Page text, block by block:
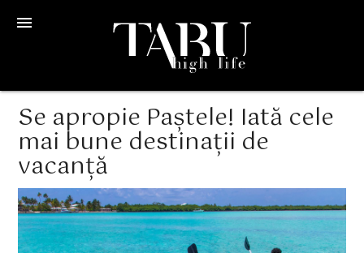
menu
Se apropie Paștele! Iată cele
mai bune destinații de
vacanță